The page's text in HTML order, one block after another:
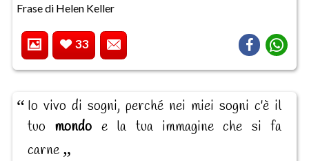
Frase di Helen Keller
33
Io vivo di sogni, perché nei miei sogni c'è il
tuo mondo e la tua immagine che si fa
carne